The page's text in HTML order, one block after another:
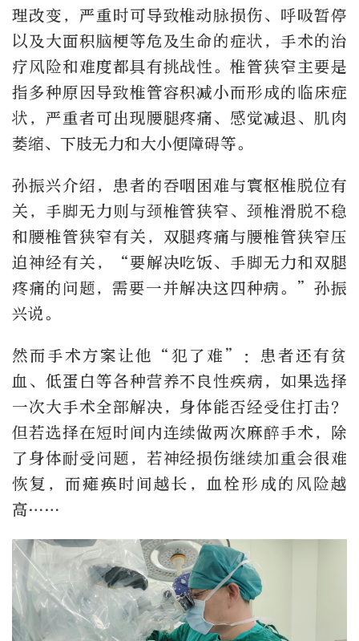
理改变，严重时可导致椎动脉损伤、呼吸暂停
以及大面积脑梗等危及生命的症状，手术的治
疗风险和难度都具有挑战性。椎管狭窄主要是
指多种原因导致椎管容积减小而形成的临床症
状，严重者可出现腰腿疼痛、感觉减退、肌肉
萎缩、下肢无力和大小便障碍等。
孙振兴介绍，患者的吞咽困难与寰枢椎脱位有
关，手脚无力则与颈椎管狭窄、颈椎滑脱不稳
和腰椎管狭窄有关，双腿疼痛与腰椎管狭窄压
迫神经有关，“要解决吃饭、手脚无力和双腿
疼痛的问题，需要一并解决这四种病。”孙振
兴说。
然而手术方案让他“犯了难”：患者还有贫
血、低蛋白等各种营养不良性疾病，如果选择
一次大手术全部解决，身体能否经受住打击？
但若选择在短时间内连续做两次麻醉手术，除
了身体耐受问题，若神经损伤继续加重会很难
恢复，而瘫痪时间越长，血栓形成的风险越
高……